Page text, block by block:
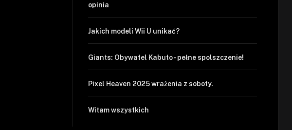
opinia
Jakich modeli Wii U unikać?
Giants: Obywatel Kabuto - pełne spolszczenie!
Pixel Heaven 2025 wrażenia z soboty.
Witam wszystkich